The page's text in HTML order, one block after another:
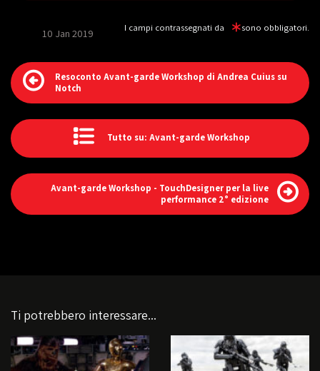
I campi contrassegnati da sono obbligatori.
10 Jan 2019
Resoconto Avant-garde Workshop di Andrea Cuius su
Notch
Tutto su: Avant-garde Workshop
Avant-garde Workshop - TouchDesigner per la live
performance 2° edizione
Ti potrebbero interessare...